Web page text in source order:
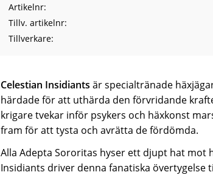
Artikelnr
Tillv. artikelnr
Tillverkare
Celestian Insidiants är specialtränade
härdade för att uthärda den förvridande
krigare tvekar inför psykers och häxkonst
fram för att tysta och avrätta de fördömda.
Alla Adepta Sororitas hyser ett djupt hat mot
Insidiants driver denna fanatiska övertygelse